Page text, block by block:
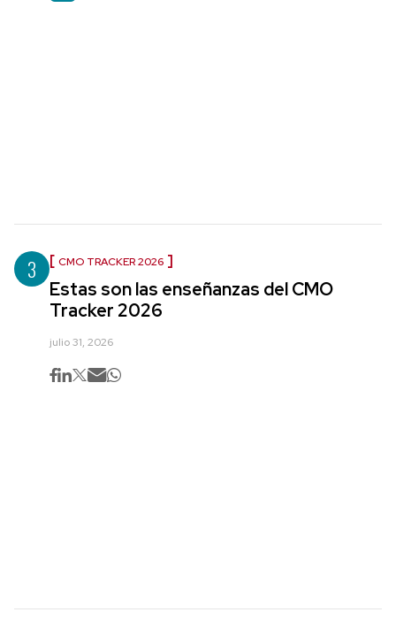
3 CMO TRACKER 2026
Estas son las enseñanzas del CMO
Tracker 2026
julio 31, 2026